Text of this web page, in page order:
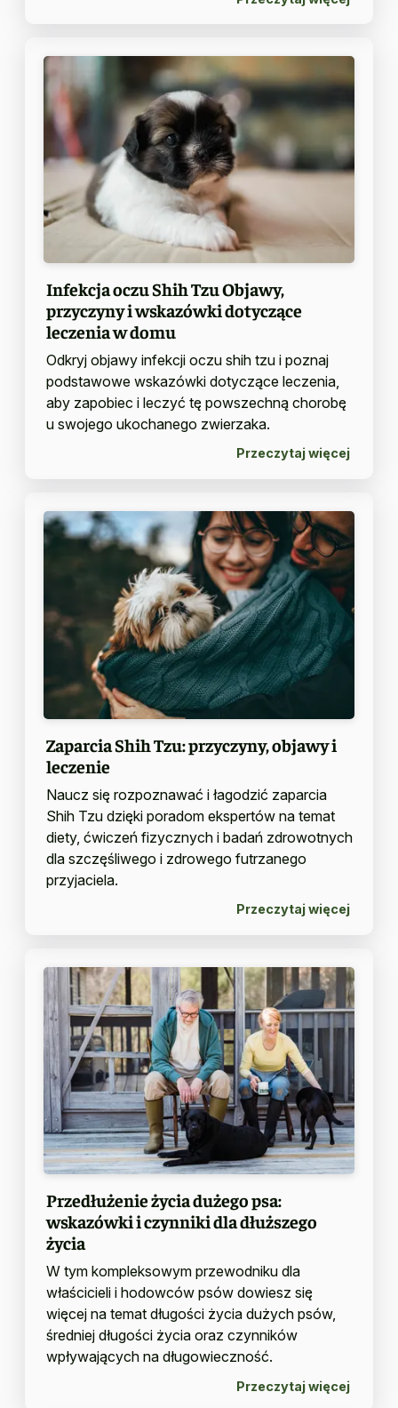
Infekcja oczu Shih Tzu Objawy,
przyczyny i wskazówki dotyczące
leczenia w domu
Odkryj objawy infekcji oczu shih tzu i poznaj
podstawowe wskazówki dotyczące leczenia,
aby zapobiec i leczyć tę powszechną chorobę
u swojego ukochanego zwierzaka.
Przeczytaj więcej
Zaparcia Shih Tzu: przyczyny, objawy i
leczenie
Naucz się rozpoznawać i łagodzić zaparcia
Shih Tzu dzięki poradom ekspertów na temat
diety, ćwiczeń fizycznych i badań zdrowotnych
dla szczęśliwego i zdrowego futrzanego
przyjaciela.
Przeczytaj więcej
Przedłużenie życia dużego psa:
wskazówki i czynniki dla dłuższego
życia
W tym kompleksowym przewodniku dla
właścicieli i hodowców psów dowiesz się
więcej na temat długości życia dużych psów,
średniej długości życia oraz czynników
wpływających na długowieczność.
Przeczytaj więcej